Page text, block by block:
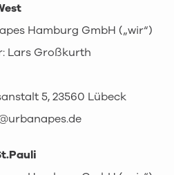
Hamburg GmbH („wir“)
Lars Großkurth
5, 23560 Lübeck